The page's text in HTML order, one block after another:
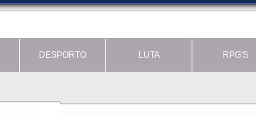
DESPORTO LUTA RPG'S